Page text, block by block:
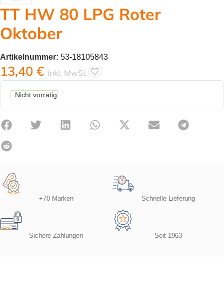
TT HW 80 LPG Roter
Oktober
Artikelnummer: 53-18105843
13,40 € inkl. MwSt.
Nicht vorrätig
+70 Marken Schnelle Lieferung
Sichere Zahlungen Seit 1963